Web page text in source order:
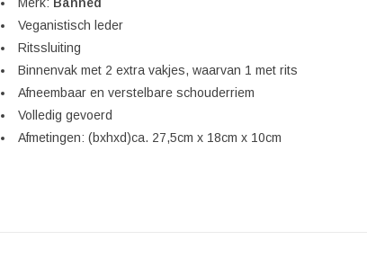
Veganistisch leder
Ritssluiting
Binnenvak met 2 extra vakjes, waarvan 1 met rits
Afneembaar en verstelbare schouderriem
Volledig gevoerd
Afmetingen: (bxhxd)ca. 27,5cm x 18cm x 10cm